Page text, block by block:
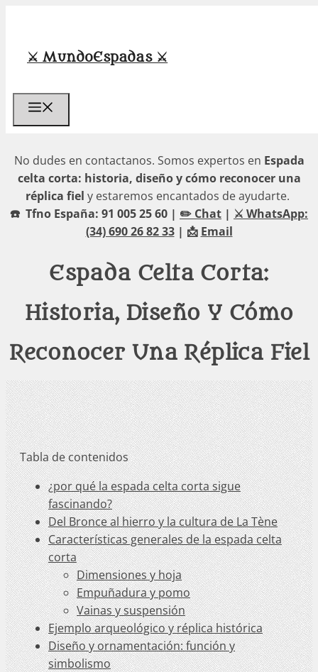
contenido
⚔️ MundoEspadas ⚔️
No dudes en contactanos. Somos expertos en Espada
celta corta: historia, diseño y cómo reconocer una
réplica fiel y estaremos encantados de ayudarte.
☎️ Tfno España: 91 005 25 60 | ✏️ Chat | ⚔️ WhatsApp:
(34) 690 26 82 33| 📩 Email
Espada Celta Corta:
Historia, Diseño Y Cómo
Reconocer Una Réplica Fiel
Tabla de contenidos
¿por qué la espada celta corta sigue
fascinando?
Del Bronce al hierro y la cultura de La Tène
Características generales de la espada celta
corta
Dimensiones y hoja
Empuñadura y pomo
Vainas y suspensión
Ejemplo arqueológico y réplica histórica
Diseño y ornamentación: función y
simbolismo